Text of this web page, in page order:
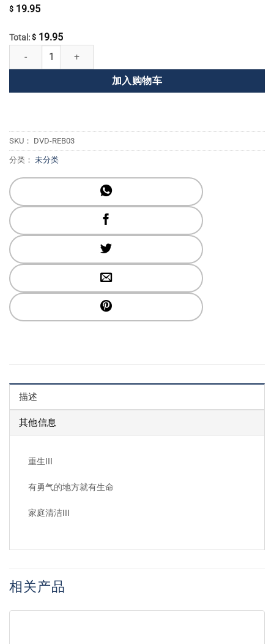
$ 19.95
Total: $ 19.95
Rebirthing DVD 3 - Rebirthing III 有勇气的地方就有生命 数量
加入购物车
SKU： DVD-REB03
分类： 未分类
描述
其他信息
重生III
有勇气的地方就有生命
家庭清洁III
相关产品